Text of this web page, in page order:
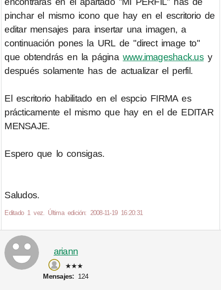
pinchar el mismo icono que hay en el escritorio de
editar mensajes para insertar una imagen, a
continuación pones la URL de "direct image to"
que obtendrás en la página www.imageshack.usy
después solamente has de actualizar el perfil.
El escritorio habilitado en el espcio FIRMA es
prácticamente el mismo que hay en el de EDITAR
MENSAJE.
Espero que lo consigas.
Saludos.
Editado 1 vez. Última edición: 2008-11-19 16:20:31
ariann
★★★
Mensajes: 124